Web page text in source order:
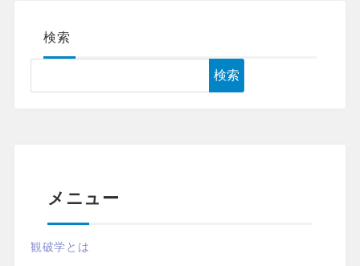
検索
検索
メニュー
観破学とは